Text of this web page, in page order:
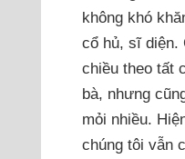
không khó
cổ hủ, sĩ diện.
chiều theo tất
bà, nhưng
mỏi nhiều.
chúng tôi vẫn